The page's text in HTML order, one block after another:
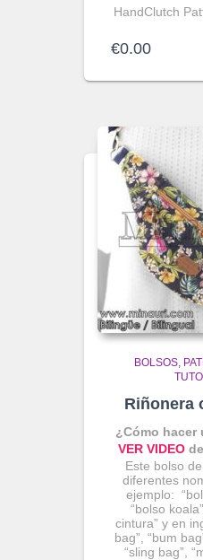
HandClutch
€0.00
BOLSOS
Riñonera
¿Cómo hacer
VER VIDEO
Este bolso
diferentes
ejemplo:
“bolso
cintura” y en
bag”, “bum
“sling bag”,